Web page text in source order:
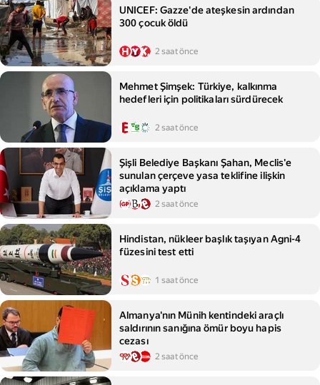
UNICEF: Gazze'de ateşkesin ardından
300 çocuk öldü
2 saat önce
Mehmet Şimşek: Türkiye, kalkınma
hedefleri için politikaları sürdürecek
2 saat önce
Şişli Belediye Başkanı Şahan, Meclis'e
sunulan çerçeve yasa teklifine ilişkin
açıklama yaptı
2 saat önce
Hindistan, nükleer başlık taşıyan Agni-4
füzesini test etti
1 saat önce
Almanya'nın Münih kentindeki araçlı
saldırının sanığına ömür boyu hapis
cezası
2 saat önce